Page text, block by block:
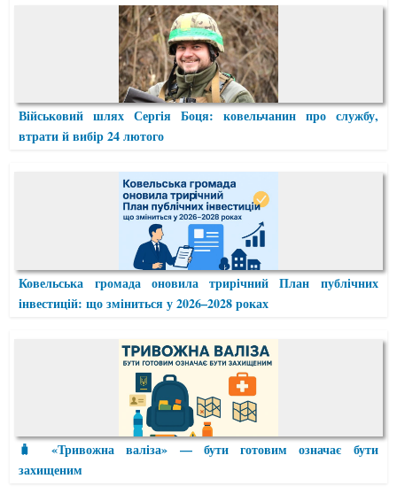
Військовий шлях Сергія Боця: ковельчанин про службу,
втрати й вибір 24 лютого
Ковельська громада оновила трирічний План публічних
інвестицій: що зміниться у 2026–2028 роках
🧳 «Тривожна валіза» — бути готовим означає бути
захищеним